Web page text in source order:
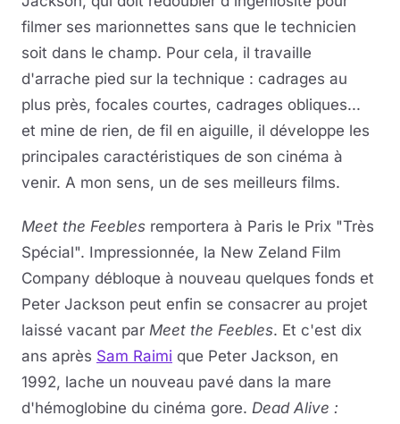
filmer ses marionnettes sans que le technicien
soit dans le champ. Pour cela, il travaille
d'arrache pied sur la technique : cadrages au
plus près, focales courtes, cadrages obliques...
et mine de rien, de fil en aiguille, il développe les
principales caractéristiques de son cinéma à
venir. A mon sens, un de ses meilleurs films.
Meet the Feebles remportera à Paris le Prix "Très
Spécial". Impressionnée, la New Zeland Film
Company débloque à nouveau quelques fonds et
Peter Jackson peut enfin se consacrer au projet
laissé vacant par Meet the Feebles. Et c'est dix
ans après Sam Raimi que Peter Jackson, en
1992, lache un nouveau pavé dans la mare
d'hémoglobine du cinéma gore. Dead Alive :